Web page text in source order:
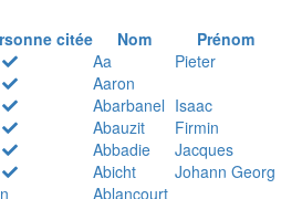
citée Nom
Prénom
Aa
Pieter
Aaron
Abarbanel Isaac
Abauzit
Firmin
Abbadie
Jacques
Abicht
Johann Georg
Ablancourt